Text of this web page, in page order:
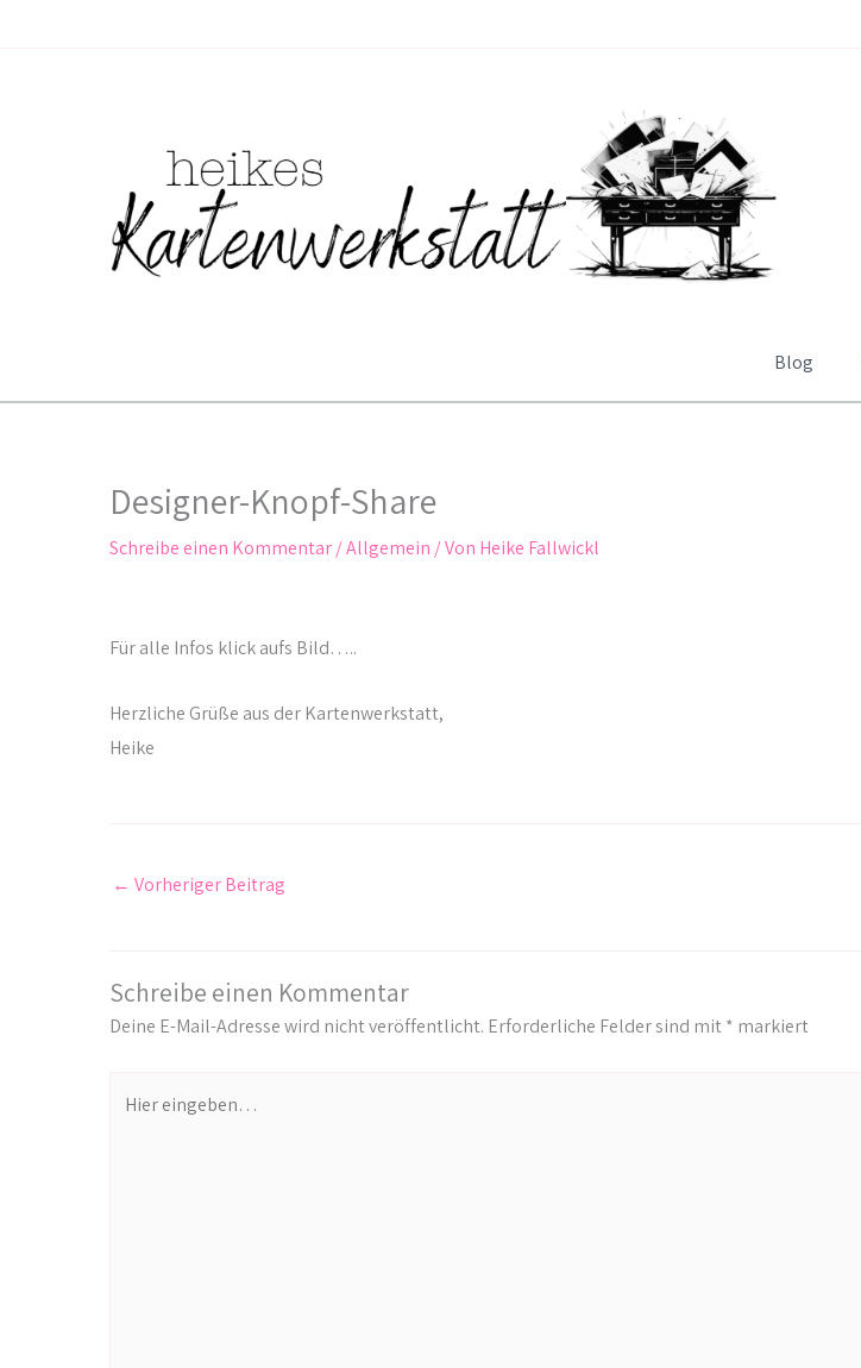
Blog
Designer-Knopf-Share
Schreibe einen Kommentar/Allgemein / Von Heike Fallwickl
Für alle Infos klick aufs Bild…..
Herzliche Grüße aus der Kartenwerkstatt,
Heike
← Vorheriger Beitrag
Schreibe einen Kommentar
Deine E-Mail-Adresse wird nicht veröffentlicht. Erforderliche Felder sind mit* markiert
eingeben…